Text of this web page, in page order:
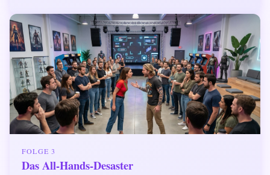
FOLGE 3
Das All-Hands-Desaster